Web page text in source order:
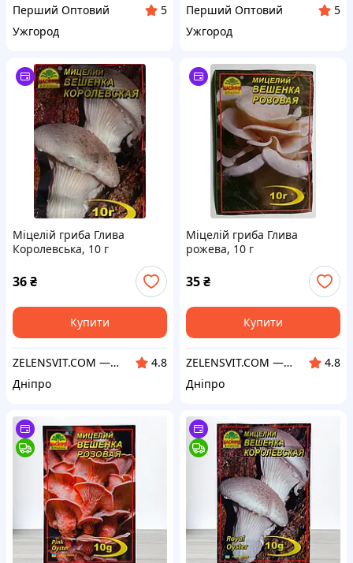
Перший Оптовий
5
Ужгород
Перший Оптовий
5
Ужгород
Міцелій гриба Глива
Королевська, 10 г
36₴
Купити
ZELENSVIT.COM — інтернет магазин для фермера, садовода, дачника
4.8
Дніпро
Міцелій гриба Глива
рожева, 10 г
35₴
Купити
ZELENSVIT.COM — інтернет магазин для фермера, садовода, дачника
4.8
Дніпро